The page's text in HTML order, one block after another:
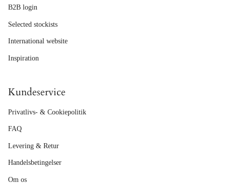
B2B login
Selected stockists
International website
Inspiration
Kundeservice
Privatlivs- & Cookiepolitik
FAQ
Levering & Retur
Handelsbetingelser
Om os